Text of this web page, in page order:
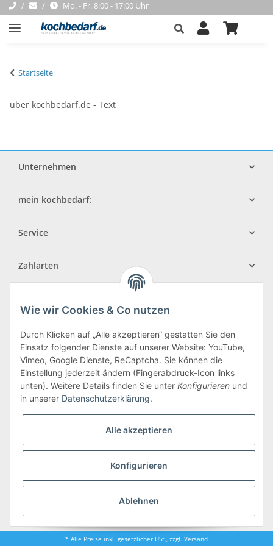
Mo. - Fr. 8:00 - 17:00 Uhr
Startseite
über kochbedarf.de - Text
Unternehmen
mein kochbedarf:
Service
Zahlarten
Vertrag widerrufen
Einzel- & Großhandel für hochwertigen Gastronomiebedarf seit 1991
.::. E-Mail:info@kochbedarf.de.::. E-Mail: info@kochbedarf.de
* Alle Preise inkl. gesetzlicher USt., zzgl. Versand
Wie wir Cookies & Co nutzen
Durch Klicken auf „Alle akzeptieren“ gestatten Sie den
Einsatz folgender Dienste auf unserer Website: YouTube,
Vimeo, Google Dienste, ReCaptcha. Sie können die
Einstellung jederzeit ändern (Fingerabdruck-Icon links
unten). Weitere Details finden Sie unter Konfigurieren und
in unserer Datenschutzerklärung.
Alle akzeptieren
Konfigurieren
Ablehnen